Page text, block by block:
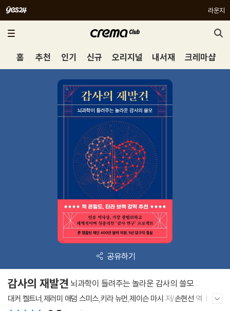
라운지
홈 추천 인기 신규 오리지널 내서재 크레마샵
공유하기
감사의 재발견 뇌과학이 들려주는 놀라운 감사의 쓸모
대커 켈트너 제러미 애덤 스미스, 키라 뉴먼 제이슨 마시 저/손현선 역